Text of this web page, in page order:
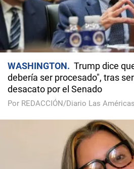
WASHINGTON
Trump dice
debería ser procesado", tras
desacato por el Senado
Por REDACCIÓN/Diario Las Américas